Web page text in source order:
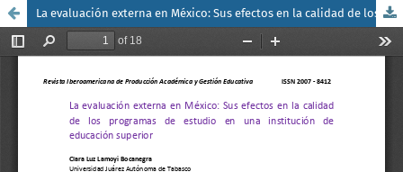
La evaluación externa en México: Sus efectos en la calidad de los programas de estudio en una institución de educación superior